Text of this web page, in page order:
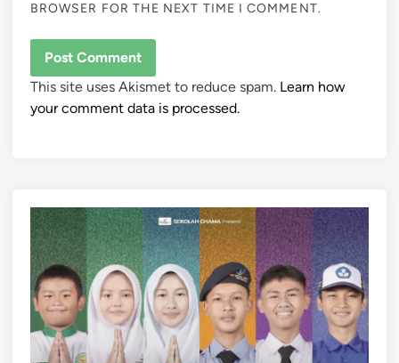
BROWSER FOR THE NEXT TIME I COMMENT.
This site uses Akismet to reduce spam. Learn how
your comment data is processed.